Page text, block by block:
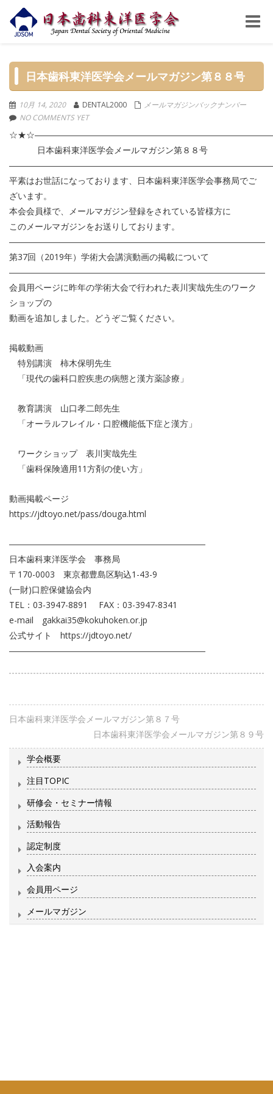
Toggle
日本歯科東洋医学会メールマガジン第８８号
10月 14, 2020 DENTAL2000
メールマガジンバックナンバー
NO COMMENTS YET
日本歯科東洋医学会メールマガジン第８８号
平素はお世話になっております、日本歯科東洋医学会事務局でご
ざいます。
本会会員様で、メールマガジン登録をされている皆様方に
このメールマガジンをお送りしております。
――――――――――――――――――――――――――――――
第37回（2019年）学術大会講演動画の掲載について
――――――――――――――――――――――――――――――
会員用ページに昨年の学術大会で行われた表川実哉先生のワーク
ショップの
動画を追加しました。どうぞご覧ください。
掲載動画
特別講演 柿木保明先生
「現代の歯科口腔疾患の病態と漢方薬診療」
教育講演 山口孝二郎先生
「オーラルフレイル・口腔機能低下症と漢方」
ワークショップ 表川実哉先生
「歯科保険適用11方剤の使い方」
動画掲載ページ
https://jdtoyo.net/pass/douga.html
―――――――――――――――――――――――
日本歯科東洋医学会 事務局
〒170-0003 東京都豊島区駒込1-43-9
(一財)口腔保健協会内
TEL：03-3947-8891 FAX：03-3947-8341
e-mail gakkai35@kokuhoken.or.jp
公式サイト https://jdtoyo.net/
―――――――――――――――――――――――
日本歯科東洋医学会メールマガジン第８７号
日本歯科東洋医学会メールマガジン第８９号
学会概要
注目TOPIC
研修会・セミナー情報
活動報告
認定制度
入会案内
会員用ページ
メールマガジン